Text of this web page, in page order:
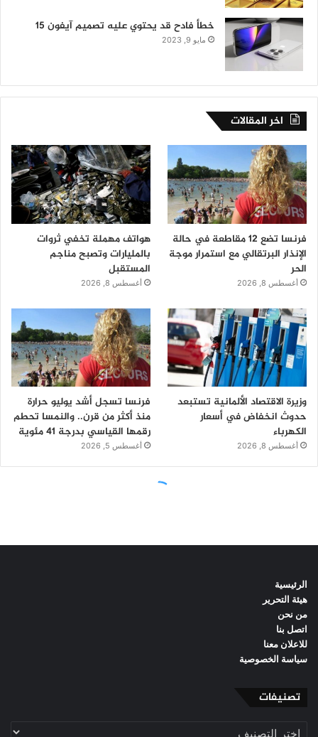
الرئيسية
هيئة التحرير
من نحن
اتصل بنا
للاعلان معنا
سياسة الخصوصية
تصنيفات
تصنيفات